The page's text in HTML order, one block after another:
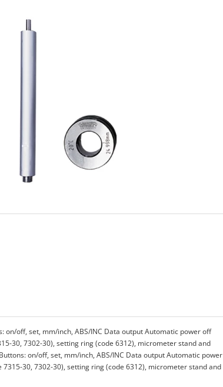
off, set, mm/inch, ABS/INC Data output Automatic power off
30, 7302-30), setting ring (code 6312), micrometer stand and
on/off, set, mm/inch, ABS/INC Data output Automatic power
30, 7302-30), setting ring (code 6312), micrometer stand and